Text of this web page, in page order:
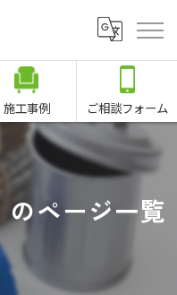
施工事例 ご相談フォーム
のページ一覧